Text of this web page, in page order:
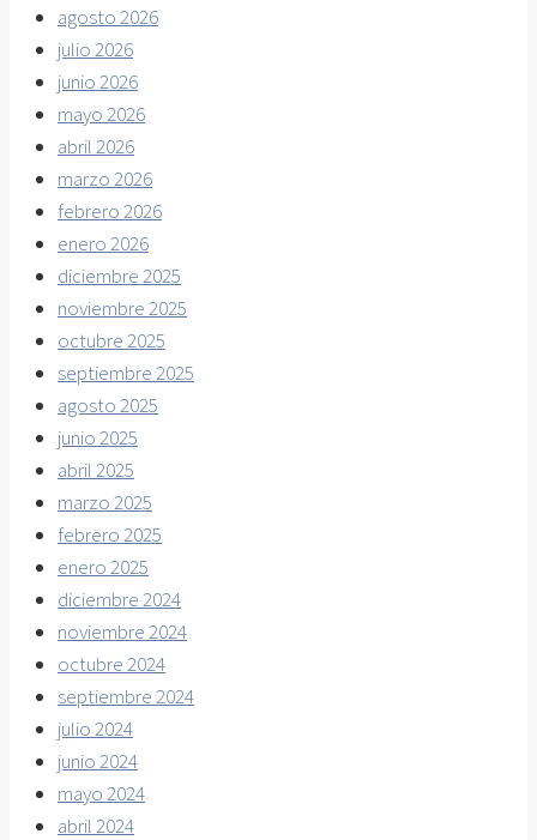
agosto 2026
julio 2026
junio 2026
mayo 2026
abril 2026
marzo 2026
febrero 2026
enero 2026
diciembre 2025
noviembre 2025
octubre 2025
septiembre 2025
agosto 2025
junio 2025
abril 2025
marzo 2025
febrero 2025
enero 2025
diciembre 2024
noviembre 2024
octubre 2024
septiembre 2024
julio 2024
junio 2024
mayo 2024
abril 2024